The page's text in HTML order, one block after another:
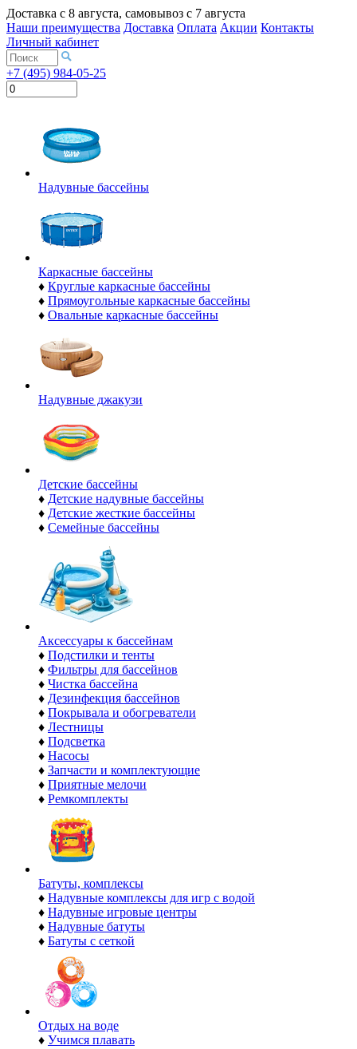
Доставка с 8 августа, самовывоз с 7 августа
Наши преимущества Доставка Оплата Акции Контакты
Личный кабинет
+7 (495) 984-05-25
Надувные бассейны
Каркасные бассейны
♦ Круглые каркасные бассейны
♦ Прямоугольные каркасные бассейны
♦ Овальные каркасные бассейны
Надувные джакузи
Детские бассейны
♦ Детские надувные бассейны
♦ Детские жесткие бассейны
♦ Семейные бассейны
Аксессуары к бассейнам
♦ Подстилки и тенты
♦ Фильтры для бассейнов
♦ Чистка бассейна
♦ Дезинфекция бассейнов
♦ Покрывала и обогреватели
♦ Лестницы
♦ Подсветка
♦ Насосы
♦ Запчасти и комплектующие
♦ Приятные мелочи
♦ Ремкомплекты
Батуты, комплексы
♦ Надувные комплексы для игр с водой
♦ Надувные игровые центры
♦ Надувные батуты
♦ Батуты с сеткой
Отдых на воде
♦ Учимся плавать